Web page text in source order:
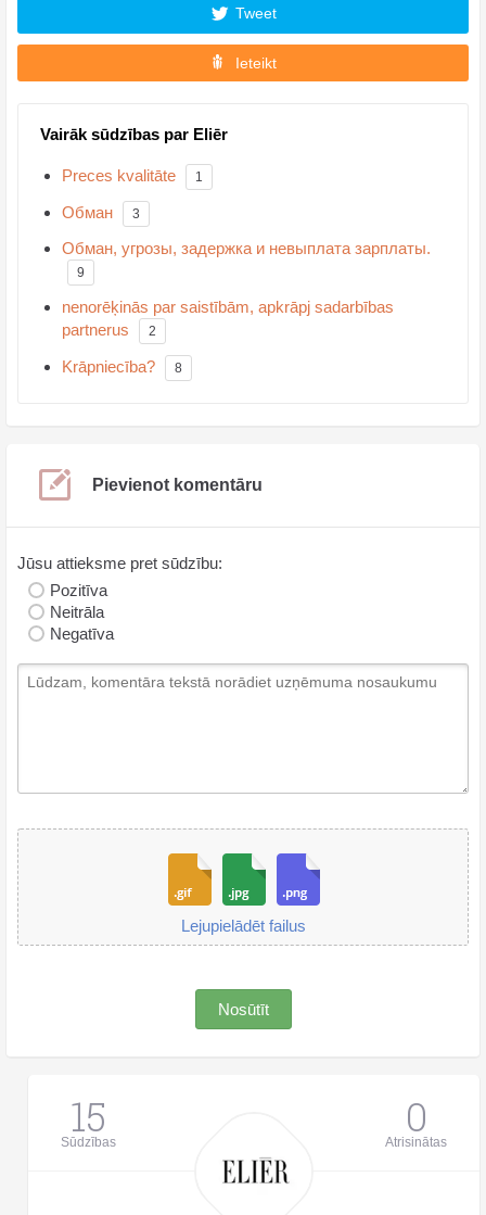
Tweet
Ieteikt
Vairāk sūdzības par Eliēr
Preces kvalitāte 1
Обман 3
Обман, угрозы, задержка и невыплата зарплаты.
9
nenorēķinās par saistībām, apkrāpj sadarbības
partnerus
2
Krāpniecība? 8
Pievienot komentāru
Jūsu attieksme pret sūdzību:
Pozitīva
Neitrāla
Negatīva
Lejupielādēt failus
Nosūtīt
15
Sūdzības 0
Atrisinātas